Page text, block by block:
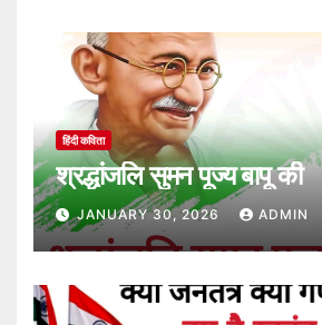
हिंदी कविता
श्रद्धांजलि सुमन पूज्य बापू की
JANUARY 30, 2026 ADMIN